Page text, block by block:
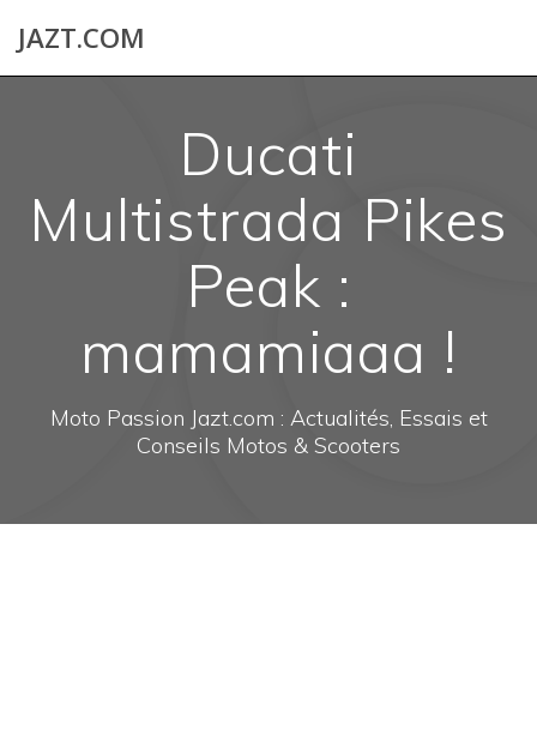
JAZT.COM
Ducati
Multistrada Pikes
Peak :
mamamiaaa !
Moto Passion Jazt.com : Actualités, Essais et
Conseils Motos & Scooters